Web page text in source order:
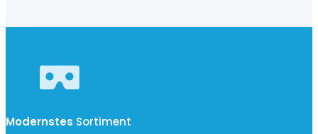
Modernstes Sortiment